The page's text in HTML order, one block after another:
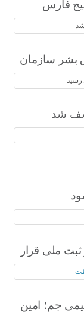
فارس
بشر سازمان
ثبت ملی قرار
جم؛ امین